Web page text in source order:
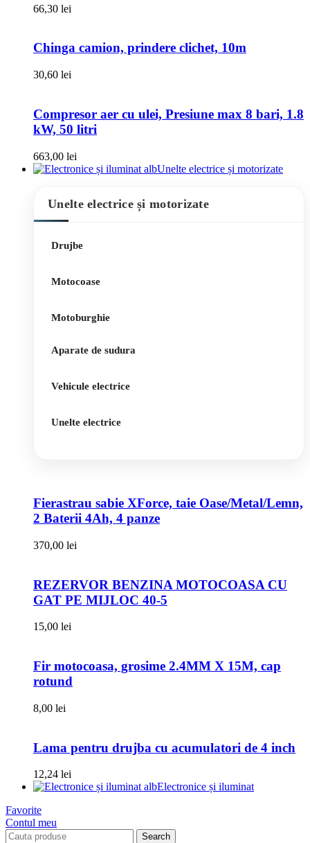
66,30 lei
Chinga camion, prindere clichet, 10m
30,60 lei
Compresor aer cu ulei, Presiune max 8 bari, 1.8
kW, 50 litri
663,00 lei
Unelte electrice și motorizate
Unelte electrice și motorizate
Drujbe
Motocoase
Motoburghie
Aparate de sudura
Vehicule electrice
Unelte electrice
Fierastrau sabie XForce, taie Oase/Metal/Lemn,
2 Baterii 4Ah, 4 panze
370,00 lei
REZERVOR BENZINA MOTOCOASA CU
GAT PE MIJLOC 40-5
15,00 lei
Fir motocoasa, grosime 2.4MM X 15M, cap
rotund
8,00 lei
Lama pentru drujba cu acumulatori de 4 inch
12,24 lei
Electronice și iluminat
Favorite
Contul meu
Search